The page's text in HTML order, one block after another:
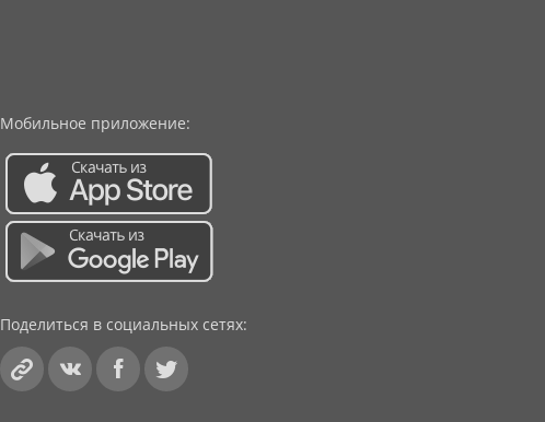
Мобильное приложение:
Поделиться в социальных сетях: